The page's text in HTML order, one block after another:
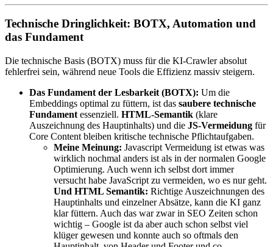
Technische Dringlichkeit: BOTX, Automation und
das Fundament
Die technische Basis (BOTX) muss für die KI-Crawler absolut
fehlerfrei sein, während neue Tools die Effizienz massiv steigern.
Das Fundament der Lesbarkeit (BOTX): Um die
Embeddings optimal zu füttern, ist das saubere technische
Fundament essenziell. HTML-Semantik (klare
Auszeichnung des Hauptinhalts) und die JS-Vermeidung für
Core Content bleiben kritische technische Pflichtaufgaben.
Meine Meinung: Javascript Vermeidung ist etwas was
wirklich nochmal anders ist als in der normalen Google
Optimierung. Auch wenn ich selbst dort immer
versucht habe JavaScript zu vermeiden, wo es nur geht.
Und HTML Semantik: Richtige Auszeichnungen des
Hauptinhalts und einzelner Absätze, kann die KI ganz
klar füttern. Auch das war zwar in SEO Zeiten schon
wichtig – Google ist da aber auch schon selbst viel
klüger gewesen und konnte auch so oftmals den